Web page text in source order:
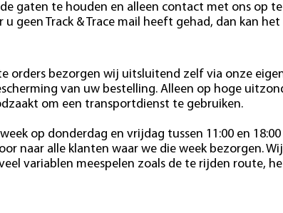
gaten te houden en alleen contact met ons op
u geen Track & Trace mail heeft gehad, dan kan
orders bezorgen wij uitsluitend zelf via onze
van uw bestelling. Alleen op hoge
om een transportdienst te gebruiken.
op donderdag en vrijdag tussen 11:00 en
naar alle klanten waar we die week bezorgen.
variablen meespelen zoals de te rijden route,